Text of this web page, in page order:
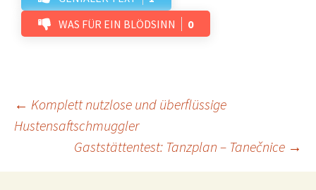
WAS FÜR EIN BLÖDSINN
0
Beitrags-
Navigation
← Komplett nutzlose und überflüssige
Hustensaftschmuggler
Gaststättentest: Tanzplan – Tanečnice →